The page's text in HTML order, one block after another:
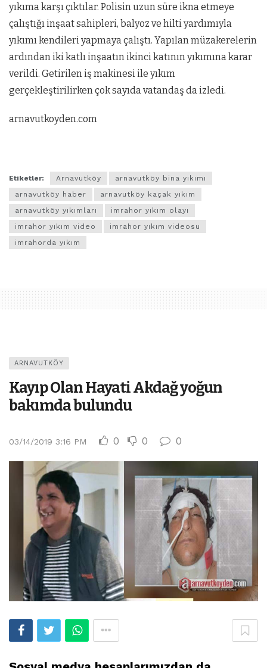
yıkıma karşı çıktılar. Polisin uzun süre ikna etmeye
çalıştığı inşaat sahipleri, balyoz ve hilti yardımıyla
yıkımı kendileri yapmaya çalıştı. Yapılan müzakerelerin
ardından iki katlı inşaatın ikinci katının yıkımına karar
verildi. Getirilen iş makinesi ile yıkım
gerçekleştirilirken çok sayıda vatandaş da izledi.
arnavutkoyden.com
Etiketler: Arnavutköy
arnavutköy bina yıkımı
arnavutköy haber
arnavutköy kaçak yıkım
arnavutköy yıkımları
imrahor yıkım olayı
imrahor yıkım video
imrahor yıkım videosu
imrahorda yıkım
ARNAVUTKÖY
Kayıp Olan Hayati Akdağ yoğun
bakımda bulundu
03/14/2019 3:16 PM 0 0 0